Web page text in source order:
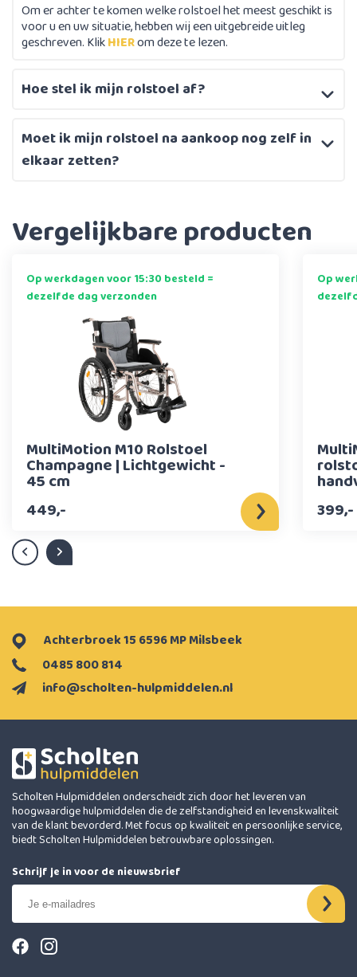
Om er achter te komen welke rolstoel het meest geschikt is
voor u en uw situatie, hebben wij een uitgebreide uitleg
geschreven. KlikHIERom deze te lezen.
Hoe stel ik mijn rolstoel af?
Moet ik mijn rolstoel na aankoop nog zelf in
elkaar zetten?
Vergelijkbare producten
Op werkdagen voor 15:30 besteld =
dezelfde dag verzonden
MultiMotion M10 Rolstoel
Champagne | Lichtgewicht -
45 cm
449,-
Op
399,-
info@scholten-hulpmiddelen.nl
0485 800 814
Achterbroek 15 6596 MP Milsbeek
Scholten Hulpmiddelen onderscheidt zich door het leveren van
hoogwaardige hulpmiddelen die de zelfstandigheid en levenskwaliteit
van de klant bevorderd. Met focus op kwaliteit en persoonlijke service,
biedt Scholten Hulpmiddelen betrouwbare oplossingen.
Schrijf je in voor de nieuwsbrief